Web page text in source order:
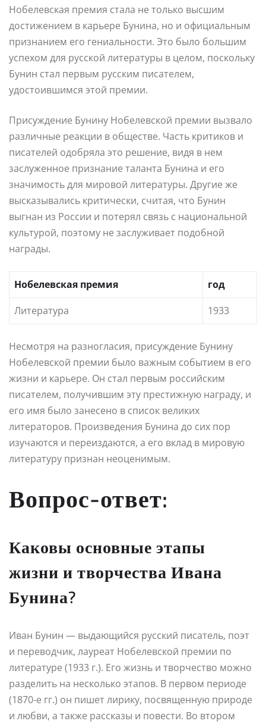
Нобелевская премия стала не только высшим
достижением в карьере Бунина, но и официальным
признанием его гениальности. Это было большим
успехом для русской литературы в целом, поскольку
Бунин стал первым русским писателем,
удостоившимся этой премии.
Присуждение Бунину Нобелевской премии вызвало
различные реакции в обществе. Часть критиков и
писателей одобряла это решение, видя в нем
заслуженное признание таланта Бунина и его
значимость для мировой литературы. Другие же
высказывались критически, считая, что Бунин
выгнан из России и потерял связь с национальной
культурой, поэтому не заслуживает подобной
награды.
Нобелевская премия
год
Литература
1933
Несмотря на разногласия, присуждение Бунину
Нобелевской премии было важным событием в его
жизни и карьере. Он стал первым российским
писателем, получившим эту престижную награду, и
его имя было занесено в список великих
литераторов. Произведения Бунина до сих пор
изучаются и переиздаются, а его вклад в мировую
литературу признан неоценимым.
Вопрос-ответ:
Каковы основные этапы
жизни и творчества Ивана
Бунина?
Иван Бунин — выдающийся русский писатель, поэт
и переводчик, лауреат Нобелевской премии по
литературе (1933 г.). Его жизнь и творчество можно
разделить на несколько этапов. В первом периоде
(1870-е гг.) он пишет лирику, посвященную природе
и любви, а также рассказы и повести. Во втором